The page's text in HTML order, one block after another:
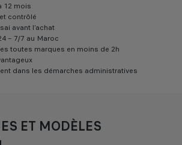
12 mois
contrôlé
avant l’achat
– 7/7 au Maroc
toutes marques en moins de 2h
dans les démarches administratives
ET MODÈLES